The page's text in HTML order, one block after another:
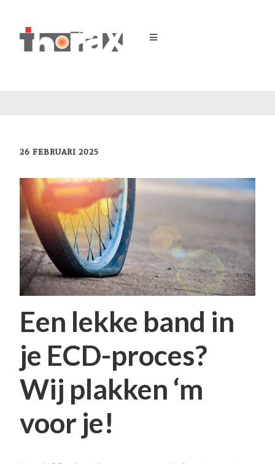
26 FEBRUARI 2025
Een lekke band in
je ECD-proces?
Wij plakken ‘m
voor je!